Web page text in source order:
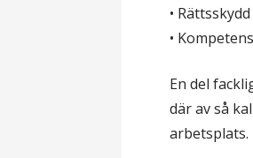
•
•
En del
där av så
arbetsplats.